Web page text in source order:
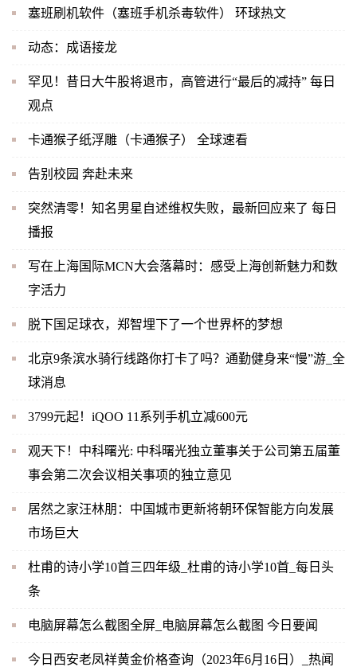
塞班刷机软件（塞班手机杀毒软件） 环球热文
动态：成语接龙
罕见！昔日大牛股将退市，高管进行“最后的减持” 每日
观点
卡通猴子纸浮雕（卡通猴子） 全球速看
告别校园 奔赴未来
突然清零！知名男星自述维权失败，最新回应来了 每日
播报
写在上海国际MCN大会落幕时：感受上海创新魅力和数
字活力
脱下国足球衣，郑智埋下了一个世界杯的梦想
北京9条滨水骑行线路你打卡了吗？通勤健身来“慢”游_全
球消息
3799元起！iQOO 11系列手机立减600元
观天下！中科曙光: 中科曙光独立董事关于公司第五届董
事会第二次会议相关事项的独立意见
居然之家汪林朋：中国城市更新将朝环保智能方向发展
市场巨大
杜甫的诗小学10首三四年级_杜甫的诗小学10首_每日头
条
电脑屏幕怎么截图全屏_电脑屏幕怎么截图 今日要闻
今日西安老凤祥黄金价格查询（2023年6月16日）_热闻